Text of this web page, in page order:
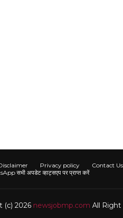
Privacy policy Contact Us
सभी अपडेट व्हाट्सएप पर प्राप्त करें
(c) 2026 newsjobmp.com All Right